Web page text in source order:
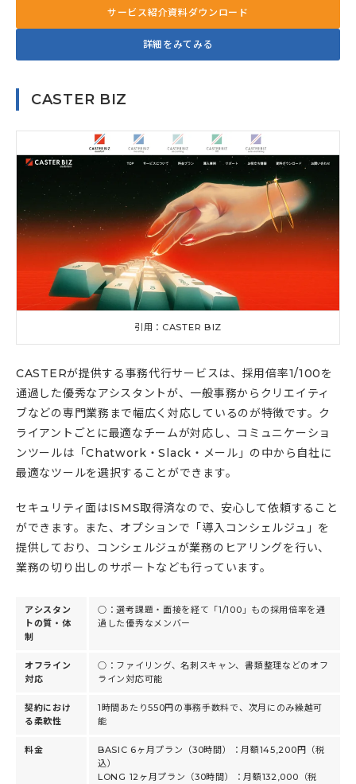
サービス紹介資料ダウンロード
詳細をみてみる
CASTER BIZ
引用：CASTER BIZ
CASTERが提供する事務代行サービスは、採用倍率1/100を
通過した優秀なアシスタントが、一般事務からクリエイティ
ブなどの専門業務まで幅広く対応しているのが特徴です。ク
ライアントごとに最適なチームが対応し、コミュニケーショ
ンツールは「Chatwork・Slack・メール」の中から自社に
最適なツールを選択することができます。
セキュリティ面はISMS取得済なので、安心して依頼すること
ができます。また、オプションで「導入コンシェルジュ」を
提供しており、コンシェルジュが業務のヒアリングを行い、
業務の切り出しのサポートなども行っています。
アシスタン
トの質・体
制
○：選考課題・面接を経て「1/100」もの採用倍率を通
過した優秀なメンバー
オフライン
対応
○：ファイリング、名刺スキャン、書類整理などのオフ
ライン対応可能
契約におけ
る柔軟性
1時間あたり550円の事務手数料で、次月にのみ繰越可
能
料金
BASIC 6ヶ月プラン（30時間）：月額145,200円（税
込）
LONG 12ヶ月プラン（30時間）：月額132,000（税